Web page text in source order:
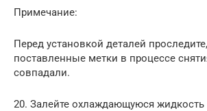
Примечание:
Перед установкой деталей
поставленные метки в процессе
совпадали.
20. Залейте охлаждающуюся жидкость